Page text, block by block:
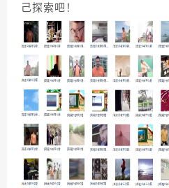
己探索吧！